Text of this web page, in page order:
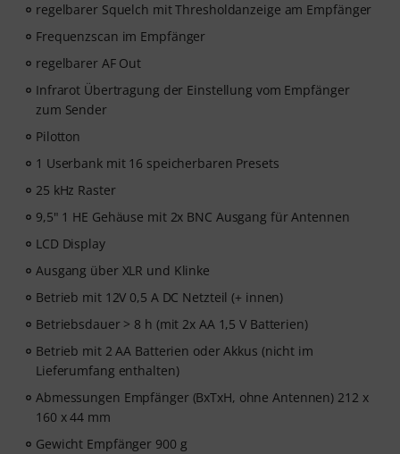
regelbarer Squelch mit Thresholdanzeige am Empfänger
Frequenzscan im Empfänger
regelbarer AF Out
Infrarot Übertragung der Einstellung vom Empfänger
zum Sender
Pilotton
1 Userbank mit 16 speicherbaren Presets
25 kHz Raster
9,5" 1 HE Gehäuse mit 2x BNC Ausgang für Antennen
LCD Display
Ausgang über XLR und Klinke
Betrieb mit 12V 0,5 A DC Netzteil (+ innen)
Betriebsdauer > 8 h (mit 2x AA 1,5 V Batterien)
Betrieb mit 2 AA Batterien oder Akkus (nicht im
Lieferumfang enthalten)
Abmessungen Empfänger (BxTxH, ohne Antennen) 212 x
160 x 44 mm
Gewicht Empfänger 900 g